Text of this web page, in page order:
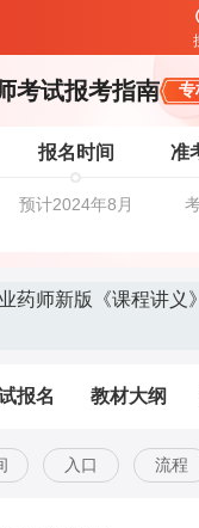
考试报考指南 专
报名时间
预计2024年8月
准
药师新版《课程讲义
报名 教材大纲
入口 流程